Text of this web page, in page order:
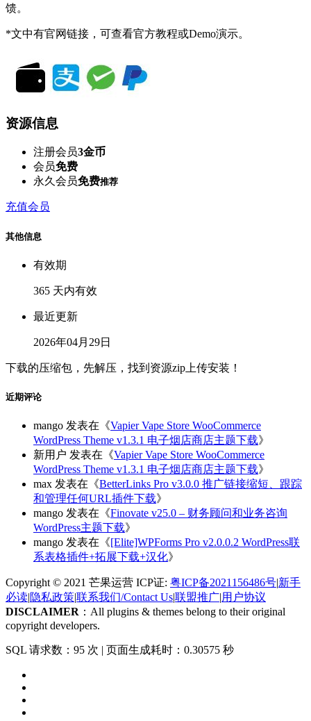
馈。
*文中有官网链接，可查看官方教程或Demo演示。
资源信息
注册会员3金币
会员免费
永久会员免费推荐
充值会员
其他信息
有效期
365 天内有效
最近更新
2026年04月29日
下载的压缩包，先解压，找到资源zip上传安装！
近期评论
mango 发表在《Vapier Vape Store WooCommerce
WordPress Theme v1.3.1 电子烟店商店主题下载》
新用户 发表在《Vapier Vape Store WooCommerce
WordPress Theme v1.3.1 电子烟店商店主题下载》
max 发表在《BetterLinks Pro v3.0.0 推广链接缩短、跟踪
和管理任何URL插件下载》
mango 发表在《Finovate v25.0 – 财务顾问和业务咨询
WordPress主题下载》
mango 发表在《[Elite]WPForms Pro v2.0.0.2 WordPress联
系表格插件+拓展下载+汉化》
Copyright © 2021 芒果运营 ICP证: 粤ICP备2021156486号|新手
必读|隐私政策|联系我们/Contact Us|联盟推广|用户协议
DISCLAIMER ：All plugins & themes belong to their original
copyright developers.
SQL 请求数：95 次 | 页面生成耗时：0.30575 秒